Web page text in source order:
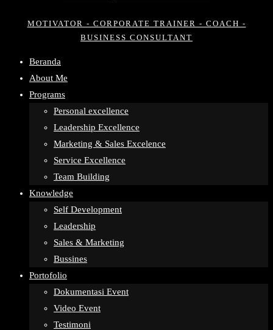
MOTIVATOR - CORPORATE TRAINER - COACH -
BUSINESS CONSULTANT
Beranda
About Me
Programs
Personal excellence
Leadership Excellence
Marketing & Sales Excelence
Service Excellence
Team Building
Knowledge
Self Development
Leadership
Sales & Marketing
Bussines
Portofolio
Dokumentasi Event
Video Event
Testimoni